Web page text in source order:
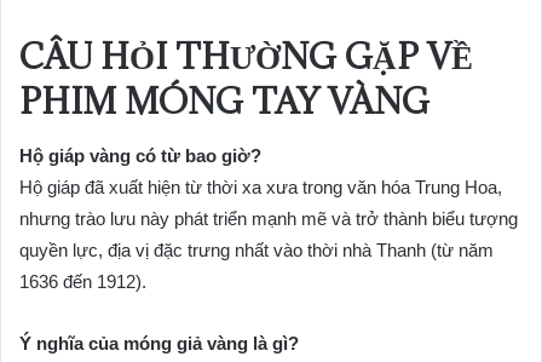
CÂU HỎI THƯỜNG GẶP VỀ
PHIM MÓNG TAY VÀNG
Hộ giáp vàng có từ bao giờ?
Hộ giáp đã xuất hiện từ thời xa xưa trong văn hóa Trung Hoa,
nhưng trào lưu này phát triển mạnh mẽ và trở thành biểu tượng
quyền lực, địa vị đặc trưng nhất vào thời nhà Thanh (từ năm
1636 đến 1912).
Ý nghĩa của móng giả vàng là gì?